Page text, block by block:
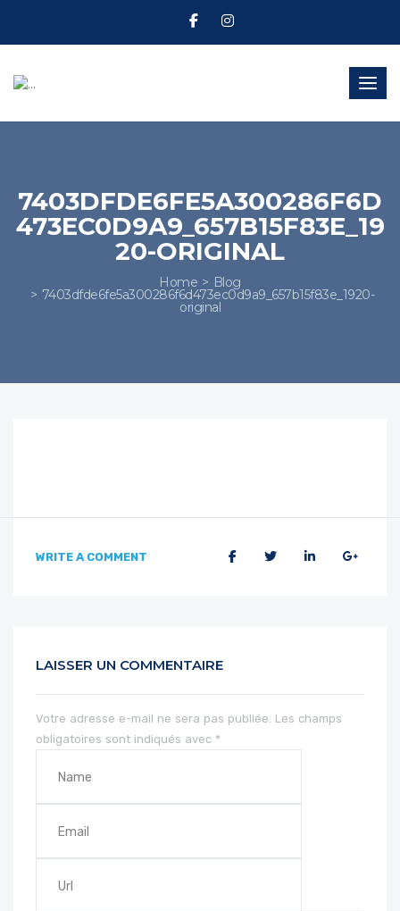
7403DFDE6FE5A300286F6D
473EC0D9A9_657B15F83E_19
20-ORIGINAL
Home Blog
7403dfde6fe5a300286f6d473ec0d9a9_657b15f83e_1920-
original
WRITE A COMMENT
LAISSER UN COMMENTAIRE
Votre adresse e-mail ne sera pas publiée. Les champs
obligatoires sont indiqués avec *